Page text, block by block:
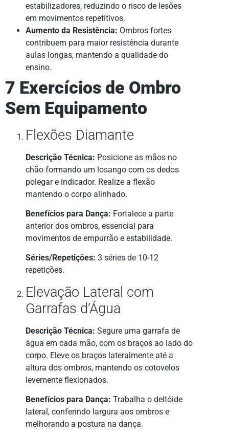
estabilizadores, reduzindo o risco de lesões
em movimentos repetitivos.
Aumento da Resistência: Ombros fortes
contribuem para maior resistência durante
aulas longas, mantendo a qualidade do
ensino.
7 Exercícios de Ombro
Sem Equipamento
Flexões Diamante
Descrição Técnica: Posicione as mãos no
chão formando um losango com os dedos
polegar e indicador. Realize a flexão
mantendo o corpo alinhado.
Benefícios para Dança: Fortalece a parte
anterior dos ombros, essencial para
movimentos de empurrão e estabilidade.
Séries/Repetições: 3 séries de 10-12
repetições.
Elevação Lateral com
Garrafas d’Água
Descrição Técnica: Segure uma garrafa de
água em cada mão, com os braços ao lado do
corpo. Eleve os braços lateralmente até a
altura dos ombros, mantendo os cotovelos
levemente flexionados.
Benefícios para Dança: Trabalha o deltóide
lateral, conferindo largura aos ombros e
melhorando a postura na dança.